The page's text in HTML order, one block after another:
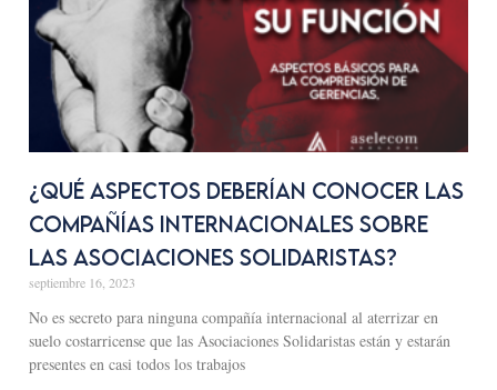
¿Qué aspectos deberían conocer las
compañías internacionales sobre
las Asociaciones Solidaristas?
septiembre 16, 2023
No es secreto para ninguna compañía internacional al aterrizar en
suelo costarricense que las Asociaciones Solidaristas están y estarán
presentes en casi todos los trabajos